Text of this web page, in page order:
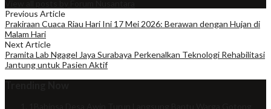
Previous Article
Prakiraan Cuaca Riau Hari Ini 17 Mei 2026: Berawan dengan Hujan di
Malam Hari
Next Article
Pramita Lab Ngagel Jaya Surabaya Perkenalkan Teknologi Rehabilitasi
Jantung untuk Pasien Aktif